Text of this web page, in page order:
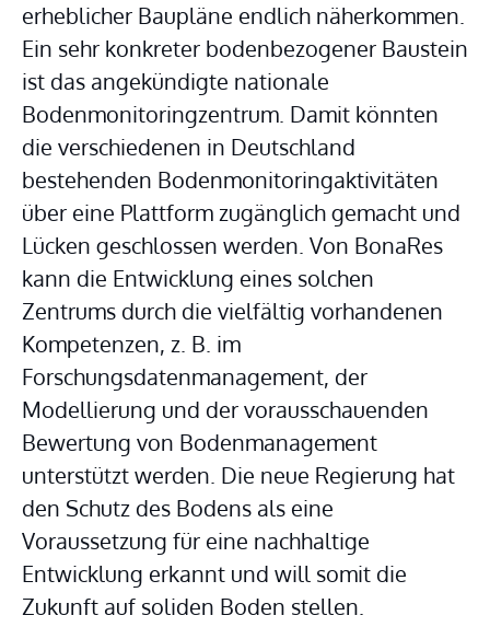
erheblicher Baupläne endlich näherkommen.
Ein sehr konkreter bodenbezogener Baustein
ist das angekündigte nationale
Bodenmonitoringzentrum. Damit könnten
die verschiedenen in Deutschland
bestehenden Bodenmonitoringaktivitäten
über eine Plattform zugänglich gemacht und
Lücken geschlossen werden. Von BonaRes
kann die Entwicklung eines solchen
Zentrums durch die vielfältig vorhandenen
Kompetenzen, z. B. im
Forschungsdatenmanagement, der
Modellierung und der vorausschauenden
Bewertung von Bodenmanagement
unterstützt werden. Die neue Regierung hat
den Schutz des Bodens als eine
Voraussetzung für eine nachhaltige
Entwicklung erkannt und will somit die
Zukunft auf soliden Boden stellen.